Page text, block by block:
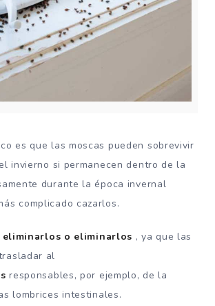
es que las moscas pueden sobrevivir
invierno si permanecen dentro de la
durante la época invernal
complicado cazarlos.
eliminarlos o eliminarlos , ya que las
al
responsables, por ejemplo, de la
lombrices intestinales.